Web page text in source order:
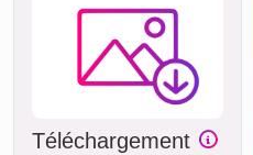
Téléchargement